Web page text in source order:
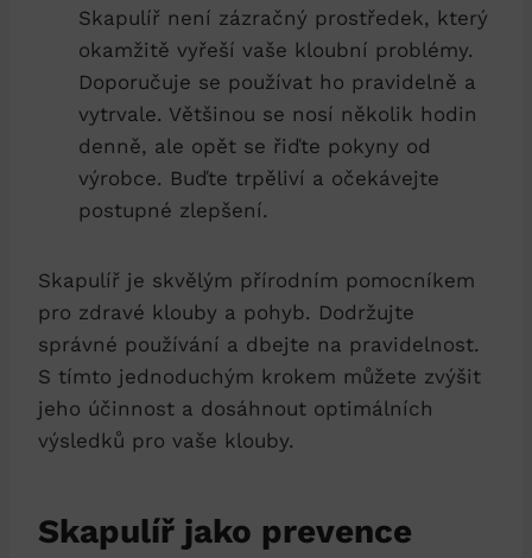
Skapulíř není zázračný prostředek, který
okamžitě vyřeší vaše kloubní problémy.
Doporučuje se používat ho pravidelně a
vytrvale. Většinou se nosí několik hodin
denně, ale opět se řiďte pokyny od
výrobce. Buďte trpěliví a očekávejte
postupné zlepšení.
Skapulíř je skvělým přírodním pomocníkem
pro zdravé klouby a pohyb. Dodržujte
správné používání a dbejte na pravidelnost.
S tímto jednoduchým krokem můžete zvýšit
jeho účinnost a dosáhnout optimálních
výsledků pro vaše klouby.
Skapulíř jako prevence